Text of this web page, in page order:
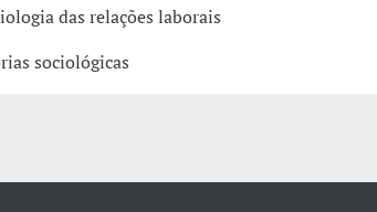
das relações laborais
sociológicas